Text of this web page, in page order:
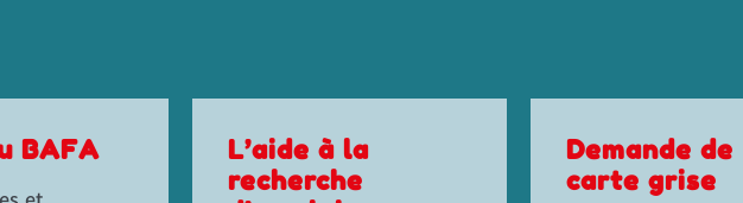
la
Demande de
carte grise
Certificat de
cession de